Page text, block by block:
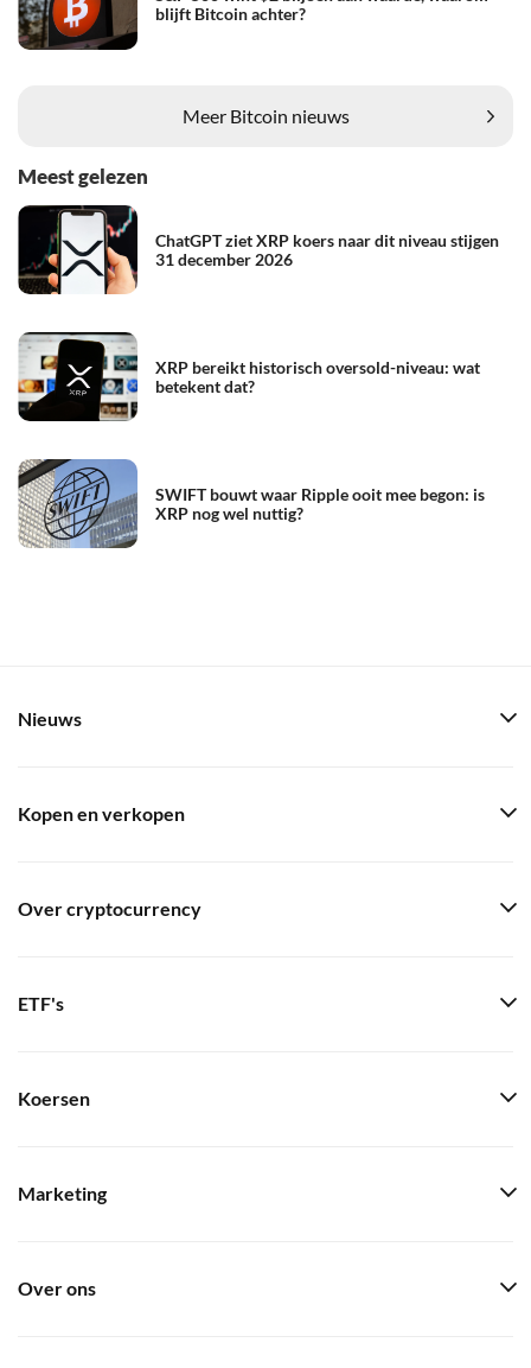
blijft Bitcoin achter?
Meer Bitcoin nieuws
Meest gelezen
ChatGPT ziet XRP koers naar dit niveau stijgen
31 december 2026
XRP bereikt historisch oversold-niveau: wat
betekent dat?
SWIFT bouwt waar Ripple ooit mee begon: is
XRP nog wel nuttig?
Nieuws
Kopen en verkopen
Over cryptocurrency
ETF's
Koersen
Marketing
Over ons